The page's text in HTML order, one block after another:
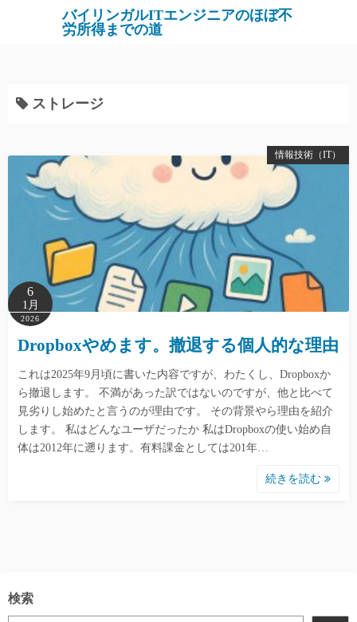
バイリンガルITエンジニアのほぼ不
労所得までの道
ストレージ
情報技術（IT）
6
1月
2026
Dropboxやめます。撤退する個人的な理由
これは2025年9月頃に書いた内容ですが、わたくし、Dropboxか
ら撤退します。 不満があった訳ではないのですが、他と比べて
見劣りし始めたと言うのが理由です。 その背景やら理由を紹介
します。 私はどんなユーザだったか 私はDropboxの使い始め自
体は2012年に遡ります。有料課金としては201年…
続きを読む
検索